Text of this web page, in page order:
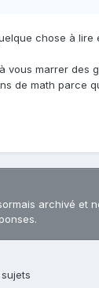
chose à lire
vous marrer des
de math parce
archivé et